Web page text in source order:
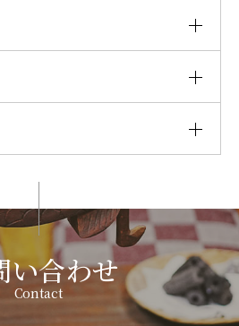
い合わせ
Contact